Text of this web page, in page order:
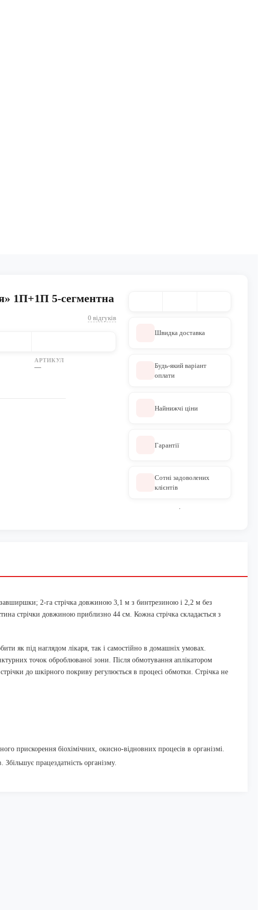
1П+1П 5-сегментна
0 відгуків
АРТИКУЛ
—
Швидка доставка
Будь-який варіант
оплати
Найнижчі ціни
Гарантії
Сотні задоволених
клієнтів
2-га стрічка довжиною 3,1 м з бинтрезиною і 2,2 м без
стрічки довжиною приблизно 44 см. Кожна стрічка складається з
як під наглядом лікаря, так і самостійно в домашніх умовах.
точок оброблюваної зони. Після обмотування аплікатором
до шкірного покриву регулюється в процесі обмотки. Стрічка не
прискорення біохімічних, окисно-відновних процесів в організмі.
працездатність організму.